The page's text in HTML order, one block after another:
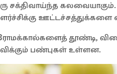
சக்திவாய்ந்த
ஊட்டச்சத்துக்களை
தூண்டி,
பண்புகள் உள்ளன.